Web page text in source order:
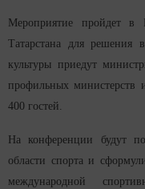
Мероприятие пройдет
Татарстана для решения
культуры приедут
профильных министерств
400 гостей.
На конференции будут
области спорта и
международной